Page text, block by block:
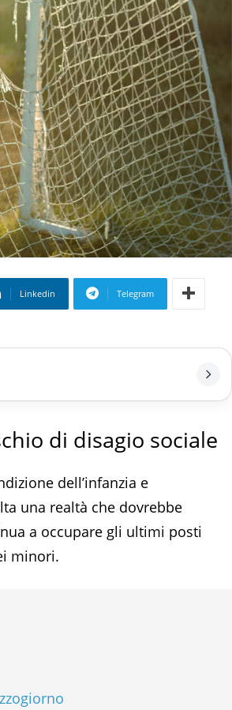
Linkedin Telegram
di disagio sociale
dell’infanzia e
una realtà che dovrebbe
a occupare gli ultimi posti
minori.